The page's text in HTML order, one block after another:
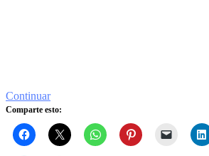
Continuar
Comparte esto: